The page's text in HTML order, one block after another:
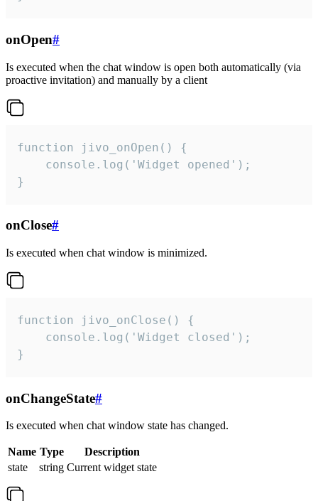
onOpen#
Is executed when the chat window is open both automatically (via
proactive invitation) and manually by a client
function jivo_onOpen() {
    console.log('Widget opened');
}
onClose#
Is executed when chat window is minimized.
function jivo_onClose() {
    console.log('Widget closed');
}
onChangeState#
Is executed when chat window state has changed.
Name Type
Description
state
string Current widget state